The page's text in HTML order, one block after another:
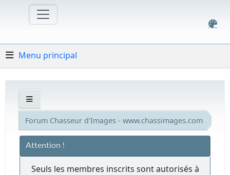
Menu principal
Forum Chasseur d'Images - www.chassimages.com
Attention !
Seuls les membres inscrits sont autorisés à